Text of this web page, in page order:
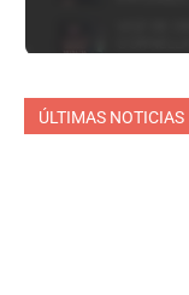
ÚLTIMAS NOTICIAS